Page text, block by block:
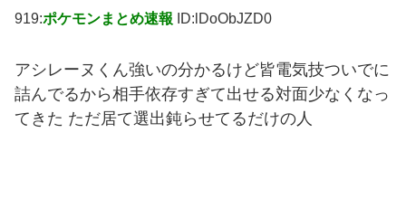
919:ポケモンまとめ速報 ID:lDoObJZD0
アシレーヌくん強いの分かるけど皆電気技ついでに
詰んでるから相手依存すぎて出せる対面少なくなっ
てきた ただ居て選出鈍らせてるだけの人